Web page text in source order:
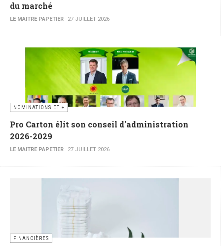
du marché
LE MAITRE PAPETIER 27 JUILLET 2026
NOMINATIONS ET +
Pro Carton élit son conseil d'administration
2026-2029
LE MAITRE PAPETIER 27 JUILLET 2026
FINANCIÈRES